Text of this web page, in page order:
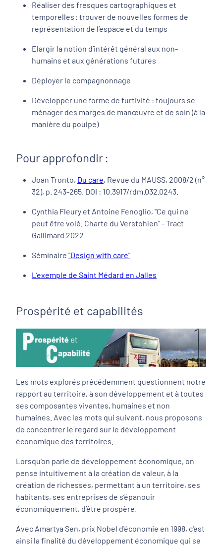
Réaliser des fresques cartographiques et
temporelles : trouver de nouvelles formes de
représentation de l’espace et du temps
Elargir la notion d’intérêt général aux non-
humains et aux générations futures
Déployer le compagnonnage
Développer une forme de furtivité : toujours se
ménager des marges de manœuvre et de soin (à la
manière du poulpe)
Pour approfondir :
Joan Tronto, Du care, Revue du MAUSS, 2008/2 (n°
32), p. 243-265. DOI : 10.3917/rdm.032.0243.
Cynthia Fleury et Antoine Fenoglio, "Ce qui ne
peut être volé. Charte du Verstohlen" - Tract
Gallimard 2022
Séminaire "Design with care"
L’exemple de Saint Médard en Jalles
Prospérité et capabilités
Les mots explorés précédemment questionnent notre
rapport au territoire, à son développement et à toutes
ses composantes vivantes, humaines et non
humaines. Avec les mots qui suivent, nous proposons
de concentrer le regard sur le développement
économique des territoires.
Lorsqu’on parle de développement économique, on
pense intuitivement à la création de valeur, à la
création de richesses, permettant à un territoire, ses
habitants, ses entreprises de s’épanouir
économiquement, d’être prospère.
Avec Amartya Sen, prix Nobel d'économie en 1998, c'est
ainsi la finalité du développement économique qui se